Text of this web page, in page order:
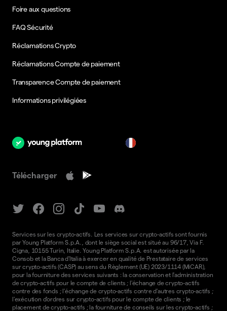
Foire aux questions
FAQ Sécurité
Réclamations Crypto
Réclamations Compte de paiement
Transparence Compte de paiement
Informations privilégiées
Télécharger
Services sur les crypto-actifs. Les services sur crypto-actifs sont fournis
par Young Platform S.p.A., dont le siège social est situé au 96/17, Via F.
Cigna, 10155 Turin, Italie. Young Platform S.p.A. est autorisée par la
Consob et la Banca d'Italia à exercer en qualité de Prestataire de services
sur crypto-actifs (CASP) au sens du Règlement (UE) 2023/1114 (MiCAR),
pour la fourniture des services suivants : la conservation et l'administration
de crypto-actifs pour le compte de clients ; l'échange de crypto-actifs
contre des fonds ; l'échange de crypto-actifs contre d'autres crypto-actifs ;
l'exécution d'ordres sur crypto-actifs pour le compte de clients ; le
placement de crypto-actifs ; la fourniture de conseils sur les crypto-actifs ;